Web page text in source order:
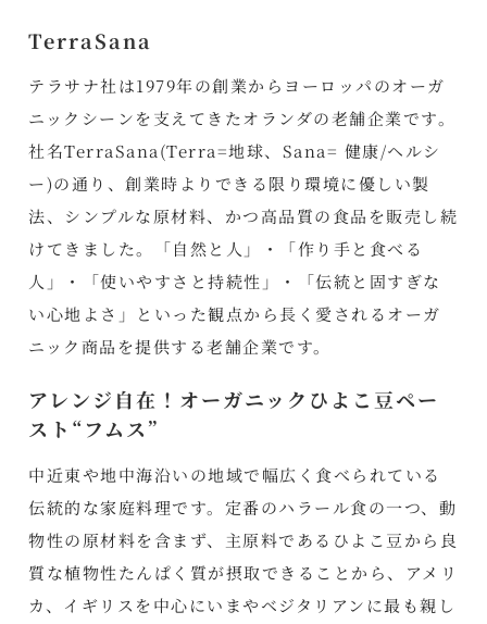
TerraSana
テラサナ社は1979年の創業からヨーロッパのオーガ
ニックシーンを支えてきたオランダの老舗企業です。
社名TerraSana(Terra=地球、Sana= 健康/ヘルシ
ー)の通り、創業時よりできる限り環境に優しい製
法、シンプルな原材料、かつ高品質の食品を販売し続
けてきました。「自然と人」・「作り手と食べる
人」・「使いやすさと持続性」・「伝統と固すぎな
い心地よさ」といった観点から長く愛されるオーガ
ニック商品を提供する老舗企業です。
アレンジ自在！オーガニックひよこ豆ペー
スト“フムス”
中近東や地中海沿いの地域で幅広く食べられている
伝統的な家庭料理です。定番のハラール食の一つ、動
物性の原材料を含まず、主原料であるひよこ豆から良
質な植物性たんぱく質が摂取できることから、アメリ
カ、イギリスを中心にいまやベジタリアンに最も親し